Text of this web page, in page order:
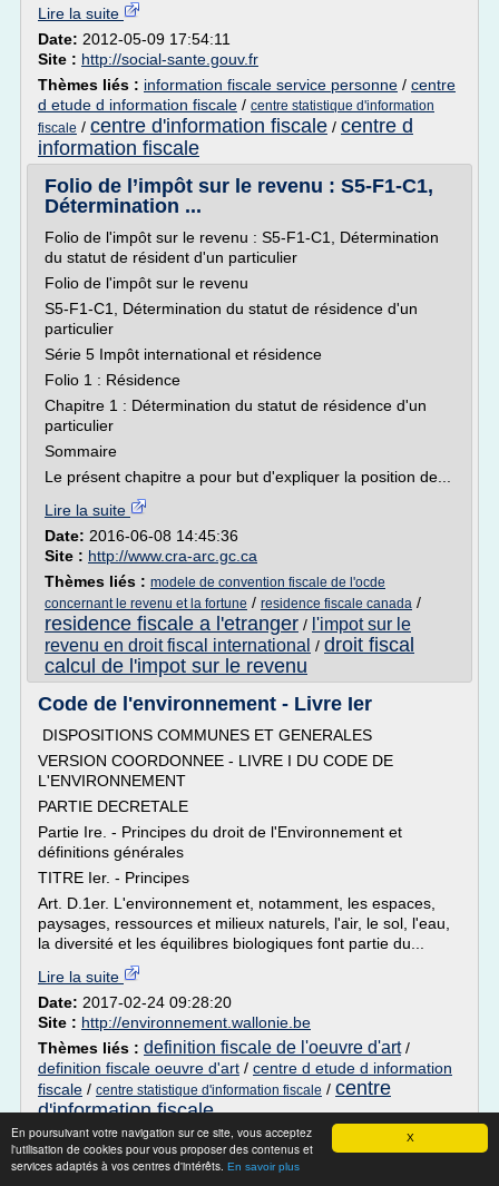
X
En poursuivant votre navigation sur ce site, vous acceptez
l'utilisation de cookies pour vous proposer des contenus et
services adaptés à vos centres d'intérêts. En savoir plus
Lire la suite
Date: 2012-05-09 17:54:11
Site : http://social-sante.gouv.fr
Thèmes liés : information fiscale service personne / centre
d etude d information fiscale / centre statistique d'information
fiscale / centre d'information fiscale / centre d
information fiscale
Folio de l’impôt sur le revenu : S5-F1-C1,
Détermination ...
Folio de l'impôt sur le revenu : S5-F1-C1, Détermination
du statut de résident d'un particulier
Folio de l'impôt sur le revenu
S5-F1-C1, Détermination du statut de résidence d'un
particulier
Série 5 Impôt international et résidence
Folio 1 : Résidence
Chapitre 1 : Détermination du statut de résidence d'un
particulier
Sommaire
Le présent chapitre a pour but d'expliquer la position de...
Lire la suite
Date: 2016-06-08 14:45:36
Site : http://www.cra-arc.gc.ca
Thèmes liés : modele de convention fiscale de l'ocde
concernant le revenu et la fortune / residence fiscale canada /
residence fiscale a l'etranger / l'impot sur le
revenu en droit fiscal international / droit fiscal
calcul de l'impot sur le revenu
Code de l'environnement - Livre Ier
DISPOSITIONS COMMUNES ET GENERALES
VERSION COORDONNEE - LIVRE I DU CODE DE
L'ENVIRONNEMENT
PARTIE DECRETALE
Partie Ire. - Principes du droit de l'Environnement et
définitions générales
TITRE Ier. - Principes
Art. D.1er. L'environnement et, notamment, les espaces,
paysages, ressources et milieux naturels, l'air, le sol, l'eau,
la diversité et les équilibres biologiques font partie du...
Lire la suite
Date: 2017-02-24 09:28:20
Site : http://environnement.wallonie.be
Thèmes liés : definition fiscale de l'oeuvre d'art/
definition fiscale oeuvre d'art / centre d etude d information
fiscale / centre statistique d'information fiscale / centre
d'information fiscale
Articles principaux - archives - HrWorld